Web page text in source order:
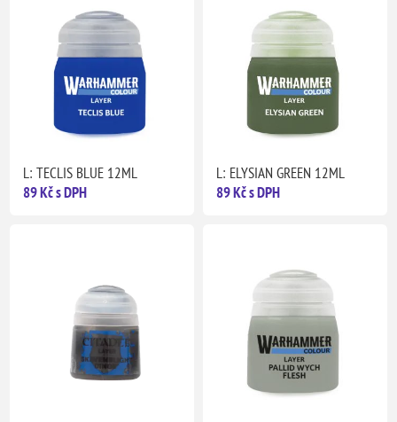
L: TECLIS BLUE 12ML
89 Kč s DPH
L: ELYSIAN GREEN 12ML
89 Kč s DPH